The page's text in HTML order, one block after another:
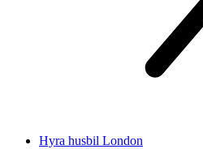
Hyra husbil London